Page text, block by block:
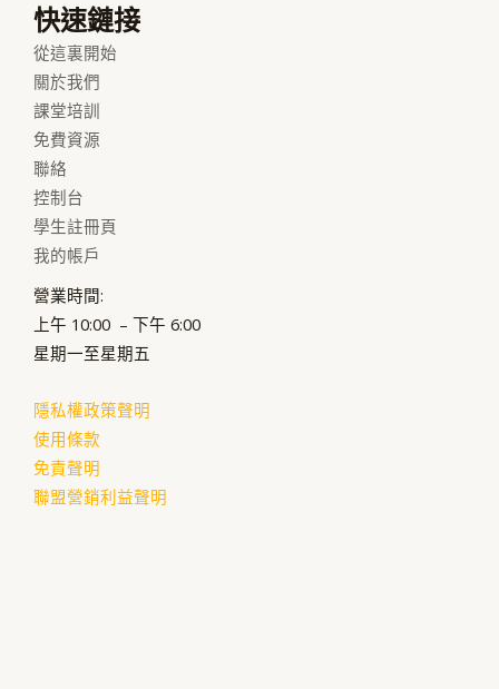
營
銷
課
程
預
售
(15/12/2024
正
式
課)
快速鏈接
從這裏開始
關於我們
課堂培訓
免費資源
聯絡
控制台
學生註冊頁
我的帳戶
營業時間:
上午 10:00 – 下午 6:00
星期一至星期五
隱私權政策聲明
使用條款
免責聲明
聯盟營銷利益聲明